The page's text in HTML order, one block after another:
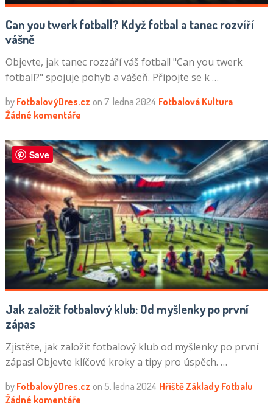
Can you twerk fotball? Když fotbal a tanec rozvíří
vášně
Objevte, jak tanec rozzáří váš fotbal! "Can you twerk
fotball?" spojuje pohyb a vášeň. Připojte se k …
by FotbalovýDres.cz on 7. ledna 2024 Fotbalová Kultura
Žádné komentáře
Jak založit fotbalový klub: Od myšlenky po první
zápas
Zjistěte, jak založit fotbalový klub od myšlenky po první
zápas! Objevte klíčové kroky a tipy pro úspěch. …
by FotbalovýDres.cz on 5. ledna 2024 HřištěZáklady Fotbalu
Žádné komentáře
Save